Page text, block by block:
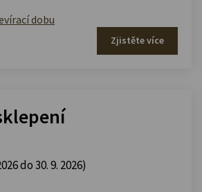
dobu
Zjistěte více
do 30. 9. 2026)